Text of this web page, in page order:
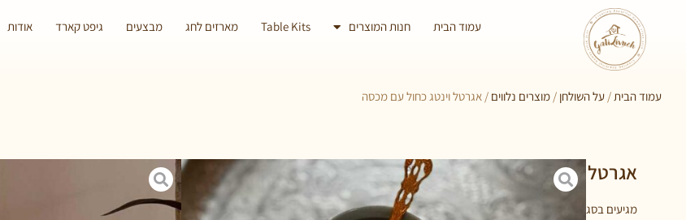
עמוד הבית חנות המוצרים Table Kits מארזים לחג מבצעים גיפט קארד אודות
עמוד הבית/ על השולחן / מוצרים נלווים / אגרטל וינטג כחול עם מכסה
אגרטל וינטג כחול עם מכסה
מגיעים בסגירה עם וואקום, מושלמים לקפה תה סוכר, גם לחדרי רחצה לשים צמר גפן, להגשה